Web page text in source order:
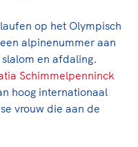
pleintjes, tijdens
te skaten of naar
te juichen
Diede de
leer- en
op het Olympisch
alpinenummer aan
en afdaling.
Schimmelpenninck
hoog internationaal
vrouw die aan de